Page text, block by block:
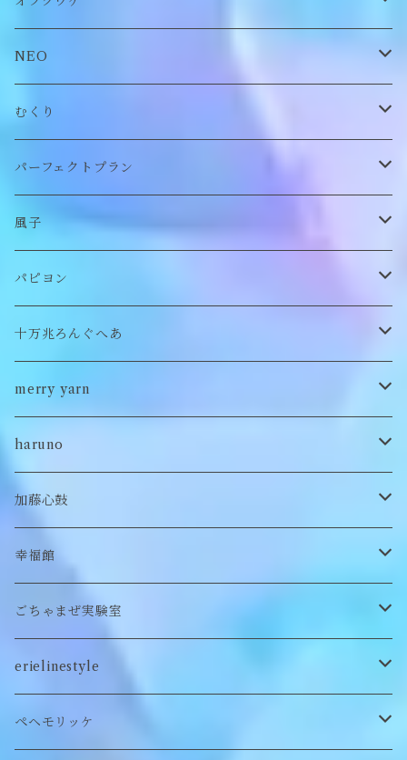
付け襟
帽子
スヌード
チョーカー/ネックレス
バッグ
バブーシュカ
ポンチョ
トップス
アウター
付け襟
bag/巾着
パンツ
ヘアアクセサリー
雑貨
キッズ
NEO
財布
ポーチ
bag/巾着
ピアス/イヤリング
イヤカフ
チョーカー
ヘアバレッタ
付け襟
カードケース
むくり
リング
ピアス/イヤリング
ブローチ
刺繍キャップ
ロンT
Tシャツ
キーホルダー
ぬいぐるみ
クッション
パーフェクトプラン
ワンピース
トップス
アウター
パンツ
スカート
シューズ/サンダル
セットアップ
風子
ぬいぐるみ
刺繍ポーチ
ブローチ
パピヨン
ぬいぐるみ
ぬいぐるみブローチ
ぬいぐるみリング
ぬいぐるみ鏡
ぬいぐるみキーホルダー
ぬいぐるみマフラー
ステッカー
ぬいぐるみヘアピン
十万兆ろんぐへあ
ブローチ
マフラー
merry yarn
帽子
haruno
ヘアゴム
靴下
キーホルダー
加藤心鼓
ロンT
幸福館
トレーナー
ロンT
CAP
ごちゃまぜ実験室
バッグ
アクセサリー
erielinestyle
ピアス/イヤリング
ペヘモリッケ